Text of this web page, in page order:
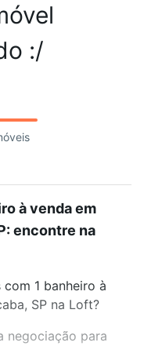
:/
à venda em
encontre na
1 banheiro à
SP na Loft?
negociação para